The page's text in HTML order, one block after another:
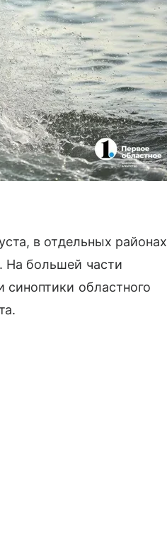
в отдельных районах
На большей части
областного